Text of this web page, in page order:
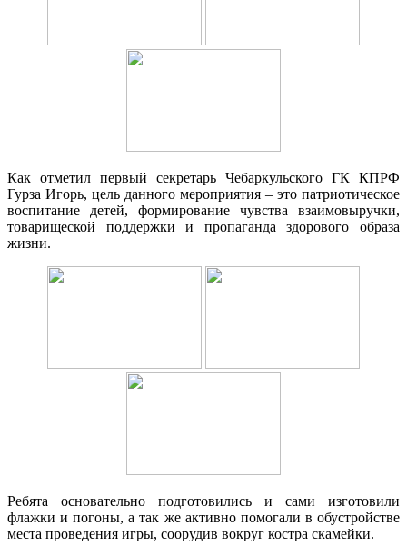
Как отметил первый секретарь Чебаркульского ГК КПРФ
Гурза Игорь, цель данного мероприятия – это патриотическое
воспитание детей, формирование чувства взаимовыручки,
товарищеской поддержки и пропаганда здорового образа
жизни.
Ребята основательно подготовились и сами изготовили
флажки и погоны, а так же активно помогали в обустройстве
места проведения игры, соорудив вокруг костра скамейки.